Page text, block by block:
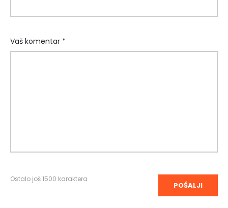
Vaš komentar *
Ostalo još1500 karaktera
POŠALJI